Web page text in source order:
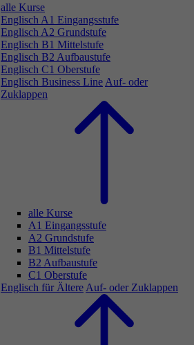
alle Kurse
Englisch A1 Eingangsstufe
Englisch A2 Grundstufe
Englisch B1 Mittelstufe
Englisch B2 Aufbaustufe
Englisch C1 Oberstufe
Englisch Business Line Auf- oder
Zuklappen
alle Kurse
A1 Eingangsstufe
A2 Grundstufe
B1 Mittelstufe
B2 Aufbaustufe
C1 Oberstufe
Englisch für Ältere Auf- oder Zuklappen